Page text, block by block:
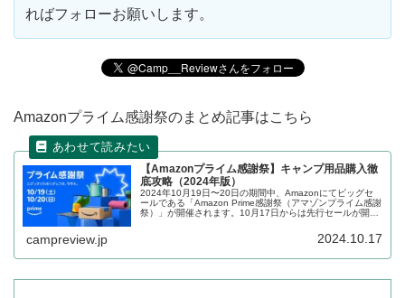
ればフォローお願いします。
Amazonプライム感謝祭のまとめ記事はこちら
【Amazonプライム感謝祭】キャンプ用品購入徹
底攻略（2024年版）
2024年10月19日〜20日の期間中、Amazonにてビッグセ
ールである「Amazon Prime感謝祭（アマゾンプライム感謝
祭）」が開催されます。10月17日からは先行セールが開催
略方法、セール前の準備、セール対象となっている商品を
campreview.jp 2024.10.17